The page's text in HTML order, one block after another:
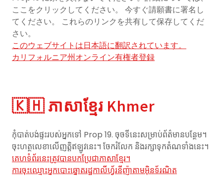
ここをクリックしてください。 今すぐ請願書に署名し
てください。 これらのリンクを共有して保存してくだ
さい。
このウェブサイトは日本語に翻訳されています。
カリフォルニア州オンライン有権者登録
🇰🇭 ភាសាខ្មែរ Khmer
កុំបាត់បង់ផ្ទះរបស់អ្នកទៅ Prop 19. ចុចទីនេះសម្រាប់ព័ត៌មានបន្ថែម។
ចុះហត្ថលេខាលើញត្តិឥឡូវនេះ។ ចែករំលែក និងរក្សាទុកតំណទាំងនេះ។
គេហទំព័រនេះត្រូវបានបកប្រែជាភាសាខ្មែរ។
ការចុះឈ្មោះអ្នកបោះឆ្នោតរដ្ឋកាលីហ្វ័រនីញ៉ាតាមអ៊ិនទ័រណិត